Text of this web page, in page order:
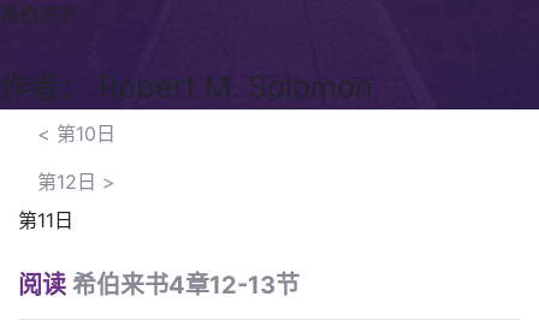
希伯来书
作者： Robert M. Solomon
< 第10日
第12日 >
第11日
阅读 希伯来书4章12-13节